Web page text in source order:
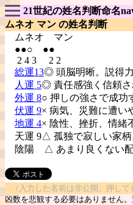
21世紀の姓名判断命名
ムネオ マン の姓名判断
ムネオ マン
●●○ ●●
2 4 3 2 2
総運13◎ 頭脳明晰。説得
人運 5◎ 責任感強く信頼さ
外運 8○ 押しの強さで成功
伏運 9× 病気、災難に遭い
地運 4× 陰性、挫折、情緒
天運 9△ 孤独で寂しい家柄
陰陽
△ あまり良くない配
↑入力した名前は非公開。押して
凶数を悲観する必要はありません